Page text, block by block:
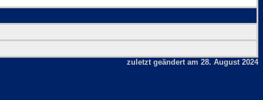
zuletzt geändert am 28. August 2024